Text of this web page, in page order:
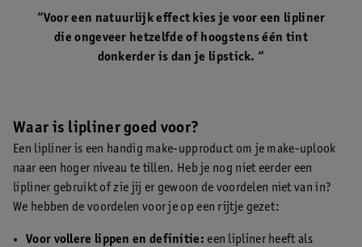
“Voor een natuurlijk effect kies je voor een lipliner
die ongeveer hetzelfde of hoogstens één tint
donkerder is dan je lipstick. “
Waar is lipliner goed voor?
Een lipliner is een handig make-upproduct om je make-uplook
naar een hoger niveau te tillen. Heb je nog niet eerder een
lipliner gebruikt of zie jij er gewoon de voordelen niet van in?
We hebben de voordelen voor je op een rijtje gezet:
Voor vollere lippen en definitie: een lipliner heeft als